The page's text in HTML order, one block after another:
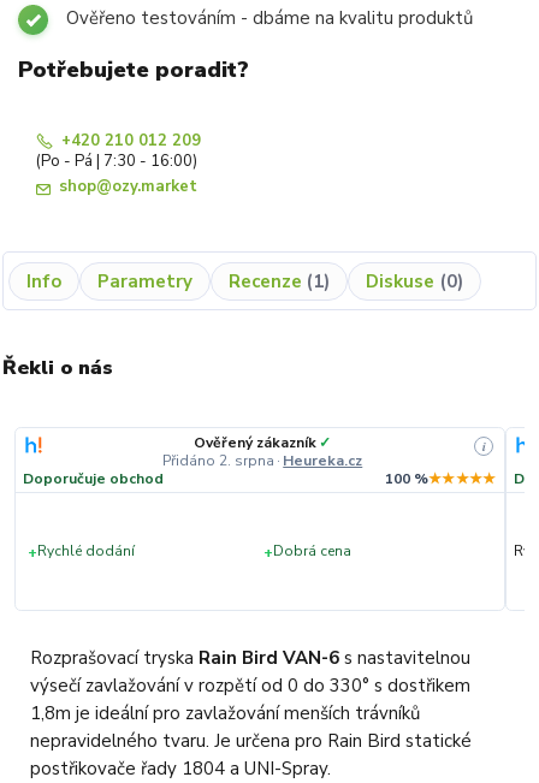
Ověřeno testováním - dbáme na kvalitu produktů
Potřebujete poradit?
+420 210 012 209
(Po - Pá | 7:30 - 16:00)
shop@ozy.market
Info Parametry Recenze 1 Diskuse 0
Řekli o nás
Ověřený zákazník✓
Přidáno 2. srpna · Heureka.cz
i
Doporučuje obchod 100 %★★★★★
+Rychlé dodání +Dobrá cena
Rozprašovací tryska Rain Bird VAN-6 s nastavitelnou
výsečí zavlažování v rozpětí od 0 do 330° s dostřikem
1,8m je ideální pro zavlažování menších trávníků
nepravidelného tvaru. Je určena pro Rain Bird statické
postřikovače řady 1804 a UNI-Spray.